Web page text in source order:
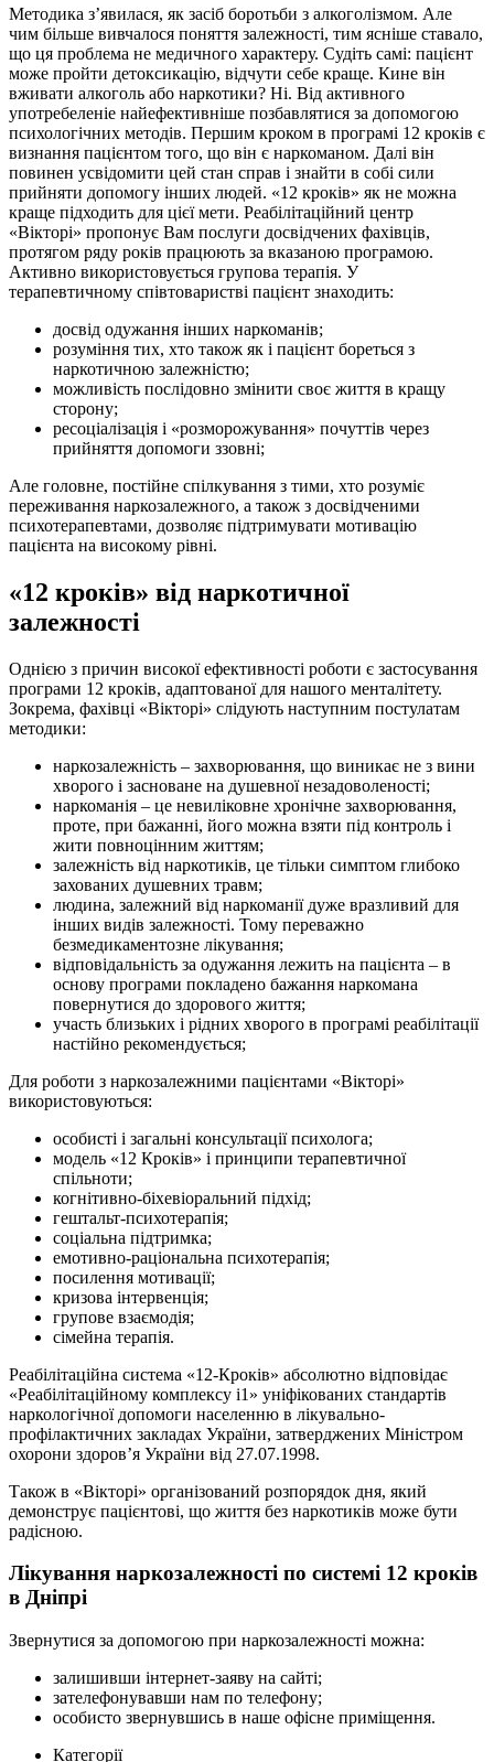
Методика з’явилася, як засіб боротьби з алкоголізмом. Але
чим більше вивчалося поняття залежності, тим ясніше ставало,
що ця проблема не медичного характеру. Судіть самі: пацієнт
може пройти детоксикацію, відчути себе краще. Кине він
вживати алкоголь або наркотики? Ні. Від активного
употребеленіе найефективніше позбавлятися за допомогою
психологічних методів. Першим кроком в програмі 12 кроків є
визнання пацієнтом того, що він є наркоманом. Далі він
повинен усвідомити цей стан справ і знайти в собі сили
прийняти допомогу інших людей. «12 кроків» як не можна
краще підходить для цієї мети. Реабілітаційний центр
«Вікторі» пропонує Вам послуги досвідчених фахівців,
протягом ряду років працюють за вказаною програмою.
Активно використовується групова терапія. У
терапевтичному співтоваристві пацієнт знаходить:
досвід одужання інших наркоманів;
розуміння тих, хто також як і пацієнт бореться з
наркотичною залежністю;
можливість послідовно змінити своє життя в кращу
сторону;
ресоціалізація і «розморожування» почуттів через
прийняття допомоги ззовні;
Але головне, постійне спілкування з тими, хто розуміє
переживання наркозалежного, а також з досвідченими
психотерапевтами, дозволяє підтримувати мотивацію
пацієнта на високому рівні.
«12 кроків» від наркотичної
залежності
Однією з причин високої ефективності роботи є застосування
програми 12 кроків, адаптованої для нашого менталітету.
Зокрема, фахівці «Вікторі» слідують наступним постулатам
методики:
наркозалежність – захворювання, що виникає не з вини
хворого і засноване на душевної незадоволеності;
наркоманія – це невиліковне хронічне захворювання,
проте, при бажанні, його можна взяти під контроль і
жити повноцінним життям;
залежність від наркотиків, це тільки симптом глибоко
захованих душевних травм;
людина, залежний від наркоманії дуже вразливий для
інших видів залежності. Тому переважно
безмедикаментозне лікування;
відповідальність за одужання лежить на пацієнта – в
основу програми покладено бажання наркомана
повернутися до здорового життя;
участь близьких і рідних хворого в програмі реабілітації
настійно рекомендується;
Для роботи з наркозалежними пацієнтами «Вікторі»
використовуються:
особисті і загальні консультації психолога;
модель «12 Кроків» і принципи терапевтичної
спільноти;
когнітивно-біхевіоральний підхід;
гештальт-психотерапія;
соціальна підтримка;
емотивно-раціональна психотерапія;
посилення мотивації;
кризова інтервенція;
групове взаємодія;
сімейна терапія.
Реабілітаційна система «12-Кроків» абсолютно відповідає
«Реабілітаційному комплексу i1» уніфікованих стандартів
наркологічної допомоги населенню в лікувально-
профілактичних закладах України, затверджених Міністром
охорони здоров’я України від 27.07.1998.
Також в «Вікторі» організований розпорядок дня, який
демонструє пацієнтові, що життя без наркотиків може бути
радісною.
Лікування наркозалежності по системі 12 кроків
в Дніпрі
Звернутися за допомогою при наркозалежності можна:
залишивши інтернет-заяву на сайті;
зателефонувавши нам по телефону;
особисто звернувшись в наше офісне приміщення.
Категорії